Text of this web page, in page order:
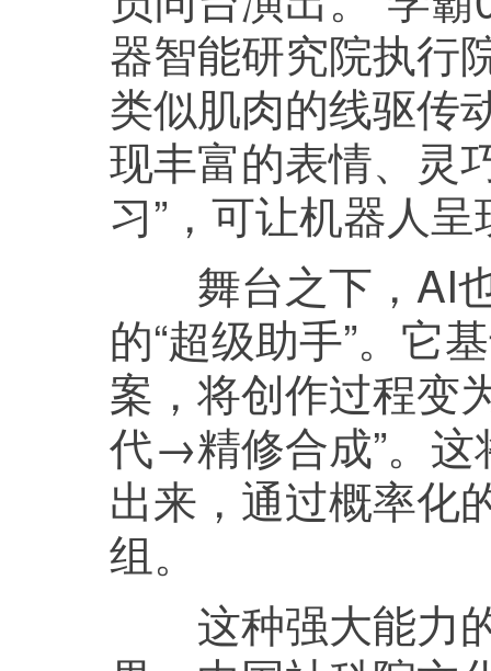
器智能研究院执行
类似肌肉的线驱传
现丰富的表情、灵
习”，可让机器人
舞台之下，AI也
的“超级助手”。它
案，将创作过程
代→精修合成”。这
出来，通过概率化
组。
这种强大能力的